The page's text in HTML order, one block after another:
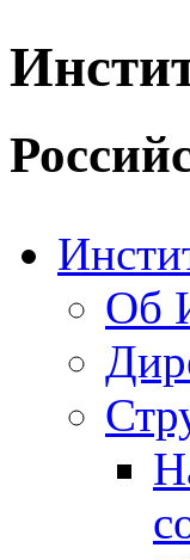
Об